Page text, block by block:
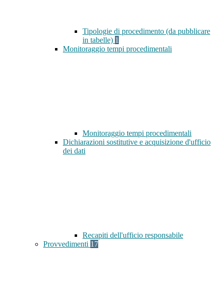
Tipologie di procedimento (da pubblicare
in tabelle) 1
Monitoraggio tempi procedimentali
Monitoraggio tempi procedimentali
Dichiarazioni sostitutive e acquisizione d'ufficio
dei dati
Recapiti dell'ufficio responsabile
Provvedimenti 17